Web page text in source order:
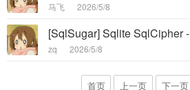
马飞 2026/5/8
[SqlSugar] Sqlite SqlCipher -
zq 2026/5/8
首页 上一页 下一页